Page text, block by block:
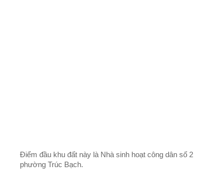
Điểm đầu khu đất này là Nhà sinh hoạt công dân số 2
phường Trúc Bạch.